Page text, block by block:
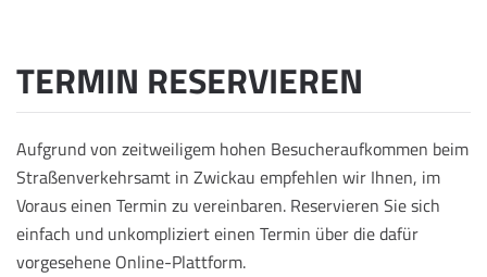
TERMIN RESERVIEREN
Aufgrund von zeitweiligem hohen Besucheraufkommen beim
Straßenverkehrsamt in Zwickau empfehlen wir Ihnen, im
Voraus einen Termin zu vereinbaren. Reservieren Sie sich
einfach und unkompliziert einen Termin über die dafür
vorgesehene Online-Plattform.